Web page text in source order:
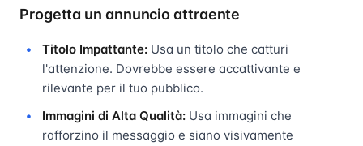
Progetta un annuncio attraente
Titolo Impattante: Usa un titolo che catturi
l'attenzione. Dovrebbe essere accattivante e
rilevante per il tuo pubblico.
Immagini di Alta Qualità: Usa immagini che
rafforzino il messaggio e siano visivamente